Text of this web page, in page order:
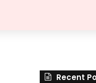
Recent